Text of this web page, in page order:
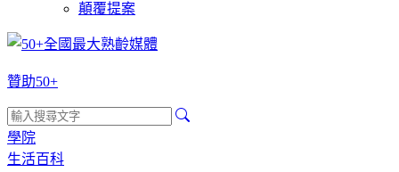
顛覆提案
贊助50+
學院
生活百科